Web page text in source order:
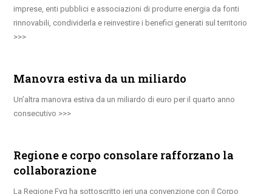
imprese, enti pubblici e associazioni di produrre energia da fonti
rinnovabili, condividerla e reinvestire i benefici generati sul territorio
Manovra estiva da un miliardo
Un’altra manovra estiva da un miliardo di euro per il quarto anno
consecutivo
Regione e corpo consolare rafforzano la
collaborazione
La Regione Fvg ha sottoscritto ieri una convenzione con il Corpo